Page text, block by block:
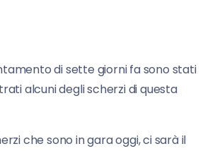
di sette giorni fa sono stati
alcuni degli scherzi di questa
che sono in gara oggi, ci sarà il